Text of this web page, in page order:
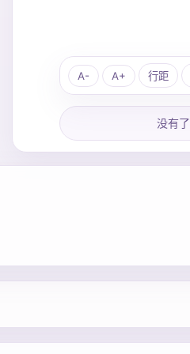
A- A+ 行距
没有了